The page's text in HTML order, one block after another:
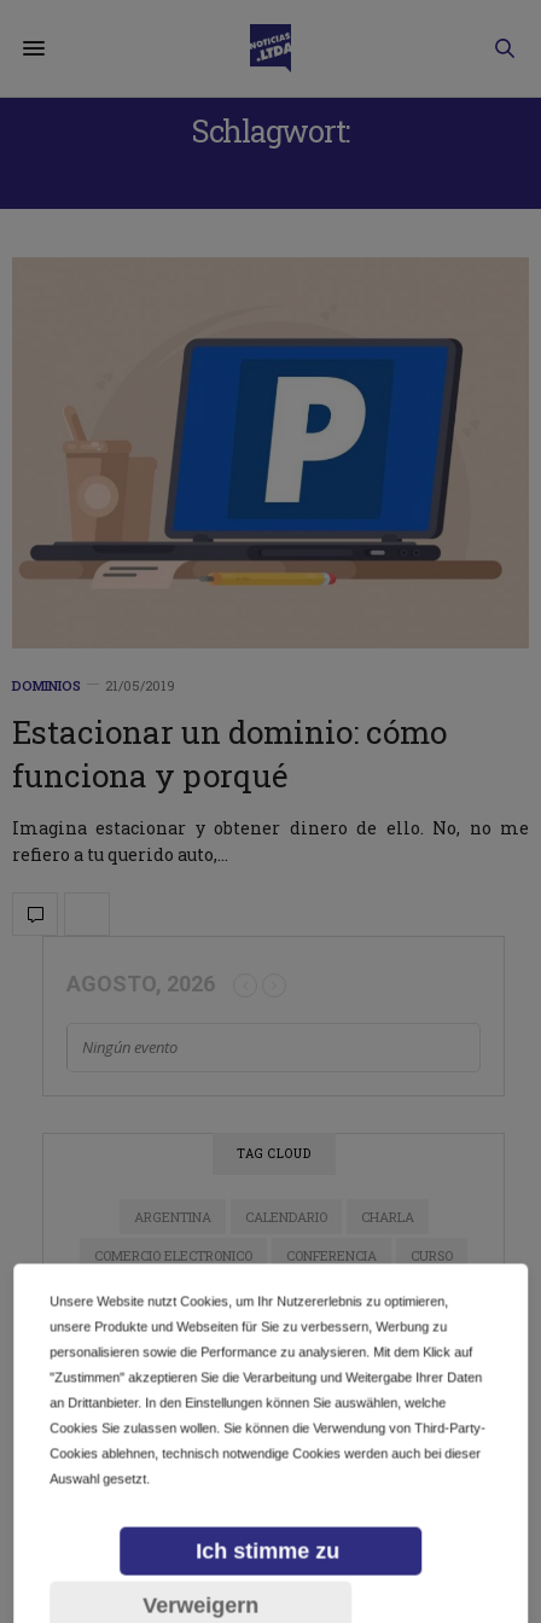
Schlagwort:
DOMINIOS 21/05/2019
Estacionar un dominio: cómo
funciona y porqué
Imagina estacionar y obtener dinero de ello. No, no me
refiero a tu querido auto,…
AGOSTO, 2026
Ningún evento
TAG CLOUD
ARGENTINA CALENDARIO CHARLA
COMERCIO ELECTRONICO CONFERENCIA CURSO
DIGITALIZACIÓN DOMINIOS E-COMMERCE
ECOMMERCE EMPRENDEDORES EMPRENDIMIENTO
ESTRATEGIA DE MARKETING EVENTO
EVENTO EN LÍNEA EVENTOS GETDOTLTDA
GETDOTSRL ICANN INDUSTRIA DE DOMINIOS
INNOVACIÓN
MARKETING MARKETING DE CONTENIDO
MARKETING DIGITAL MÉXICO
NETWORKING PYMES
Unsere Website nutzt Cookies, um Ihr Nutzererlebnis zu optimieren,
unsere Produkte und Webseiten für Sie zu verbessern, Werbung zu
personalisieren sowie die Performance zu analysieren. Mit dem Klick auf
"Zustimmen" akzeptieren Sie die Verarbeitung und Weitergabe Ihrer Daten
an Drittanbieter. In den Einstellungen können Sie auswählen, welche
Cookies Sie zulassen wollen. Sie können die Verwendung von Third-Party-
Cookies ablehnen, technisch notwendige Cookies werden auch bei dieser
Auswahl gesetzt.
Ich stimme zu
Verweigern